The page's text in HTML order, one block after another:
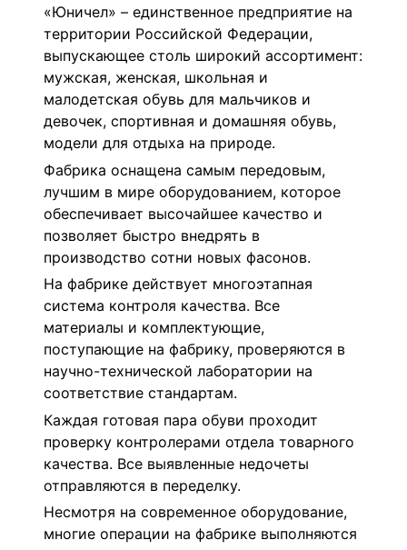
«Юничел» – единственное предприятие на
территории Российской Федерации,
выпускающее столь широкий ассортимент:
мужская, женская, школьная и
малодетская обувь для мальчиков и
девочек, спортивная и домашняя обувь,
модели для отдыха на природе.
Фабрика оснащена самым передовым,
лучшим в мире оборудованием, которое
обеспечивает высочайшее качество и
позволяет быстро внедрять в
производство сотни новых фасонов.
На фабрике действует многоэтапная
система контроля качества. Все
материалы и комплектующие,
поступающие на фабрику, проверяются в
научно-технической лаборатории на
соответствие стандартам.
Каждая готовая пара обуви проходит
проверку контролерами отдела товарного
качества. Все выявленные недочеты
отправляются в переделку.
Несмотря на современное оборудование,
многие операции на фабрике выполняются